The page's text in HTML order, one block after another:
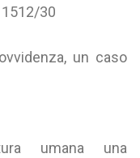
1512/30
un caso
umana una